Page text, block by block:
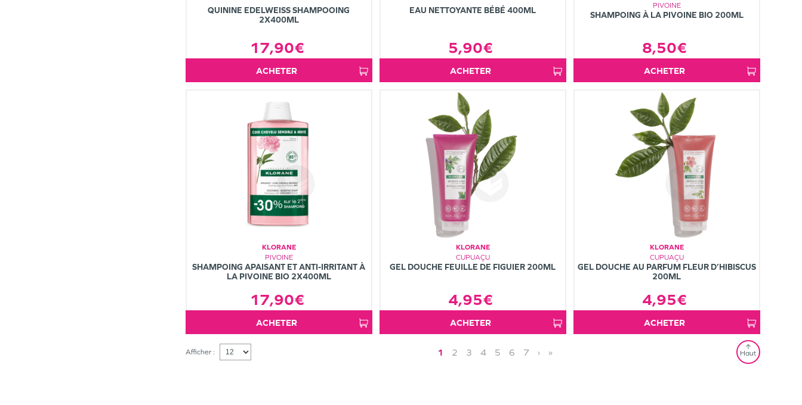
QUININE EDELWEISS SHAMPOOING
2X400ML
17,90€
ACHETER
EAU NETTOYANTE BÉBÉ 400ML
5,90€
ACHETER
PIVOINE
SHAMPOING À LA PIVOINE BIO 200ML
8,50€
ACHETER
KLORANE
PIVOINE
SHAMPOING APAISANT ET ANTI-IRRITANT À
LA PIVOINE BIO 2X400ML
17,90€
ACHETER
KLORANE
CUPUAÇU
GEL DOUCHE FEUILLE DE FIGUIER 200ML
4,95€
ACHETER
KLORANE
CUPUAÇU
GEL DOUCHE AU PARFUM FLEUR D’HIBISCUS
200ML
4,95€
ACHETER
Afficher : 1 2 3 4 5 6 7 › » Haut